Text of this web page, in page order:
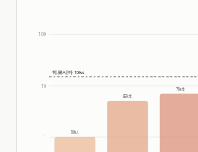
1
10
100
1kt
5kt
7kt
히로시마 15kt